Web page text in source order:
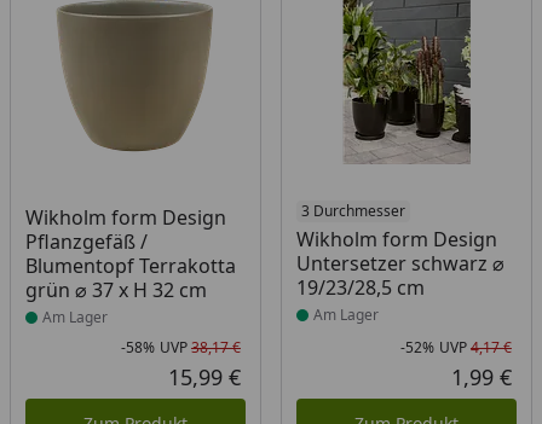
Wikholm form Design
Pflanzgefäß /
Blumentopf Terrakotta
grün ⌀ 37 x H 32 cm
Produkt am Lager
Am Lager
Rabatt in Prozent
-58%
Ursprünglicher Preis
UVP38,17 €
Aktueller Preis
15,99 €
3 Durchmesser
Wikholm form Design
Untersetzer schwarz ⌀
19/23/28,5 cm
Produkt am Lager
Am Lager
-52% UVP4,17 €
1,99 €